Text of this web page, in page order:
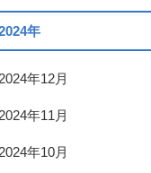
年
2024年12月
2024年11月
2024年10月